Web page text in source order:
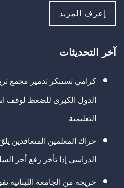
إعرف المزيد
آخر التحديثات
كرامي تستنكر تدمير مجمع
الدول الكبرى للضغط لوقف
التعليمية
حراك المعلمين المتعاقدين
الدراسي إذا تأخر رفع أجر
خريجة من الجامعة اللبنانية